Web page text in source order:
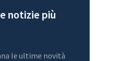
notizie più
le ultime novità